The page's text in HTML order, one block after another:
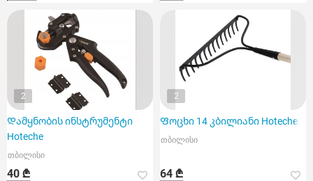
2
Დამყნობის ინსტრუმენტი
Hoteche
თბილისი
40 ₾
2
Ფოცხი 14 კბილიანი Hoteche
თბილისი
64 ₾